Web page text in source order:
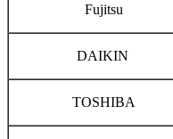
Fujitsu
DAIKIN
TOSHIBA